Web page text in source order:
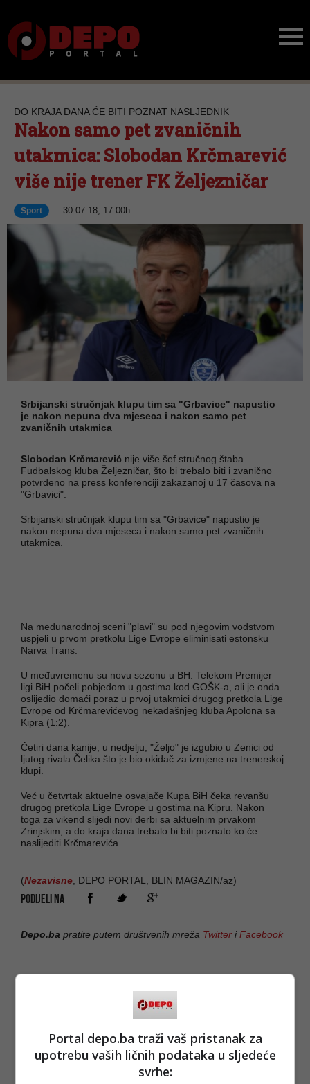
DO KRAJA DANA ĆE BITI POZNAT NASLJEDNIK
Nakon samo pet zvaničnih
utakmica: Slobodan Krčmarević
više nije trener FK Željezničar
Sport 30.07.18, 17:00h
Srbijanski stručnjak klupu tim sa "Grbavice" napustio
je nakon nepuna dva mjeseca i nakon samo pet
zvaničnih utakmica
Slobodan Krčmarević nije više šef stručnog štaba
Fudbalskog kluba Željezničar, što bi trebalo biti i zvanično
potvrđeno na press konferenciji zakazanoj u 17 časova na
"Grbavici".
Srbijanski stručnjak klupu tim sa "Grbavice" napustio je
nakon nepuna dva mjeseca i nakon samo pet zvaničnih
utakmica.
Na međunarodnoj sceni "plavi" su pod njegovim vodstvom
uspjeli u prvom pretkolu Lige Evrope eliminisati estonsku
Narva Trans.
U međuvremenu su novu sezonu u BH. Telekom Premijer
ligi BiH počeli pobjedom u gostima kod GOŠK-a, ali je onda
oslijedio domaći poraz u prvoj utakmici drugog pretkola Lige
Evrope od Krčmarevićevog nekadašnjeg kluba Apolona sa
Kipra (1:2).
Četiri dana kanije, u nedjelju, "Željo" je izgubio u Zenici od
ljutog rivala Čelika što je bio okidač za izmjene na trenerskoj
klupi.
Već u četvrtak aktuelne osvajače Kupa BiH čeka revanšu
drugog pretkola Lige Evrope u gostima na Kipru. Nakon
toga za vikend slijedi novi derbi sa aktuelnim prvakom
Zrinjskim, a do kraja dana trebalo bi biti poznato ko će
naslijediti Krčmarevića.
(Nezavisne , DEPO PORTAL, BLIN MAGAZIN/az)
PODIJELI NA
Depo.ba pratite putem društvenih mreža Twitter iFacebook
Portal depo.ba traži vaš pristanak za
upotrebu vaših ličnih podataka u sljedeće
svrhe: